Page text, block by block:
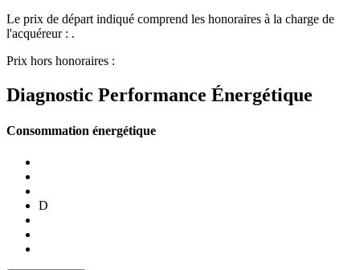
Le prix de départ indiqué comprend les honoraires à la charge de
l'acquéreur : .
Prix hors honoraires :
Diagnostic Performance Énergétique
Consommation énergétique
D